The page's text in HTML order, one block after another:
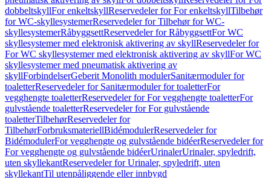
dobbeltskyllFor enkeltskyllReservedeler for For enkeltskyllTilbehør
for WC-skyllesystemerReservedeler for Tilbehør for WC-
skyllesystemerRåbyggsettReservedeler for RåbyggsettFor WC
skyllesystemer med elektronisk aktivering av skyllReservedeler for
For WC skyllesystemer med elektronisk aktivering av skyllFor WC
skyllesystemer med pneumatisk aktivering av
skyllForbindelserGeberit Monolith modulerSanitærmoduler for
toaletterReservedeler for Sanitærmoduler for toaletterFor
vegghengte toaletterReservedeler for For vegghengte toaletterFor
gulvstående toaletterReservedeler for For gulvstående
toaletterTilbehørReservedeler for
TilbehørForbruksmateriellBidémodulerReservedeler for
BidémodulerFor vegghengte og gulvstående bidéerReservedeler for
For vegghengte og gulvstående bidéerUrinalerUrinaler, spyledrift,
uten skyllekantReservedeler for Urinaler, spyledrift, uten
skyllekantTil utenpåliggende eller innbygd